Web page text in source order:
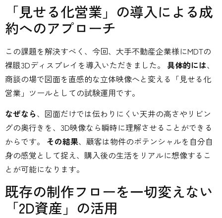
「見せる化営業」の導入による成
約へのアプローチ
この課題を解決すべく、今回、大手不動産企業様にMDTの
裸眼3Dディスプレイを導入いただきました。 具体的には、
商談の場で図面を直感的な立体映像へと変える「見せる化
営業」ツールとしての試験運用です。
なぜなら、図面だけでは伝わりにくい天井の高さやリビン
グの奥行きを、3D映像なら瞬時に理解させることができる
からです。 その結果、顧客は物件のポテンシャルを自分自
身の感覚として捉え、購入後の生活をリアルに想像するこ
とが可能になります。
既存の制作フローを一切変えない
「2D資産」の活用